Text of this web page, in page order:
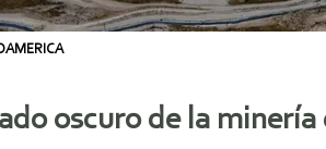
oscuro de la